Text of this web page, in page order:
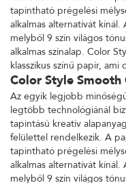
tapintható prégelési
alkalmas alternatívát
melyből 9 szín világos
alkalmas színalap. Color
klasszikus színű papír, ami
Color Style Smooth
Az egyik legjobb
legtöbb technológiánál
tapintású kreatív
felülettel rendelkezik. A
tapintható prégelési
alkalmas alternatívát
melyből 9 szín világos